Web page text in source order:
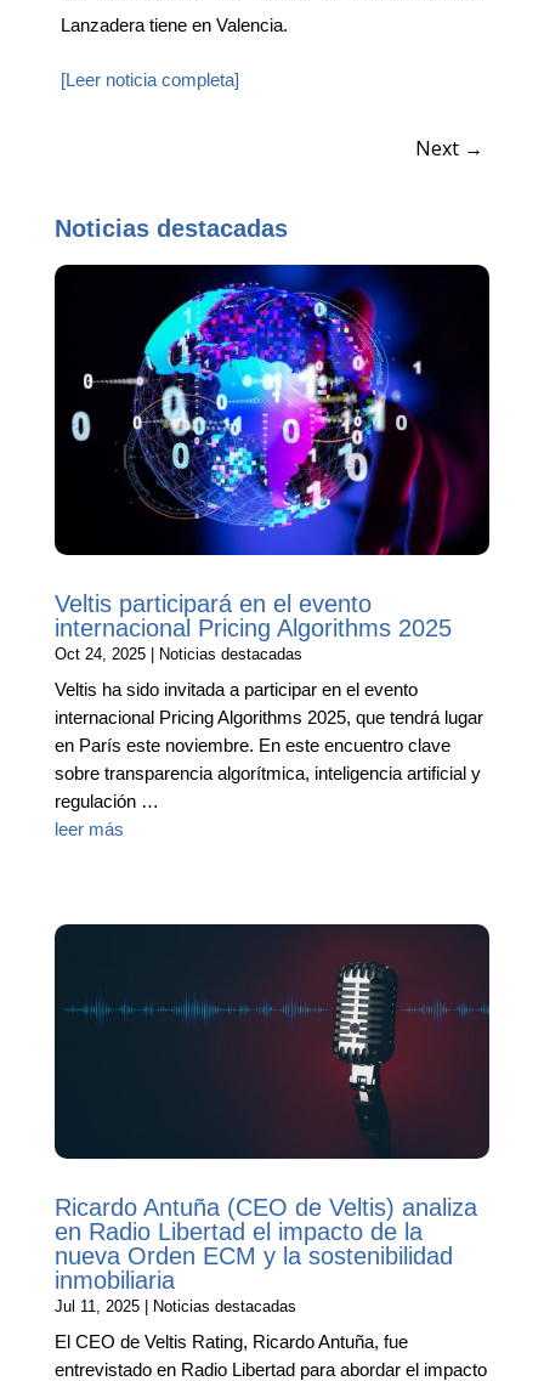
Lanzadera tiene en Valencia.
[Leer noticia completa]
Next →
Noticias destacadas
Veltis participará en el evento
internacional Pricing Algorithms 2025
Oct 24, 2025| Noticias destacadas
Veltis ha sido invitada a participar en el evento
internacional Pricing Algorithms 2025, que tendrá lugar
en París este noviembre. En este encuentro clave
sobre transparencia algorítmica, inteligencia artificial y
regulación …
leer más
Ricardo Antuña (CEO de Veltis) analiza
en Radio Libertad el impacto de la
nueva Orden ECM y la sostenibilidad
inmobiliaria
Jul 11, 2025| Noticias destacadas
El CEO de Veltis Rating, Ricardo Antuña, fue
entrevistado en Radio Libertad para abordar el impacto